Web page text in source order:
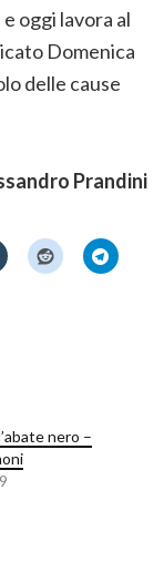
oggi lavora al
Domenica
delle cause
Prandini
nero –